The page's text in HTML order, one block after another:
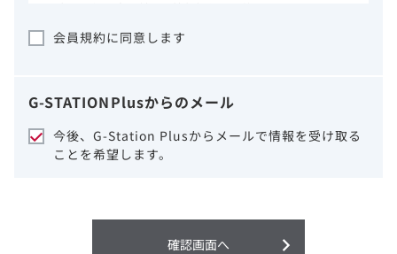
事項をご熟読いただき、同意された場合のみご利用くだ
ギリアドは、本サイトのコンテンツについて
細心の注意を払い、正確かつ最新の情報を提
供するように努力をしておりますが、正確
性、確実性、妥当性、有用性、ご利用になら
利用することまたは利用できなかったことよ
り生じる損害については一切の責任を負いか
会員規約に同意します
G-STATIONPlusからのメール
今後、G-Station Plusからメールで情報を受け取る
ことを希望します。
確認画面へ